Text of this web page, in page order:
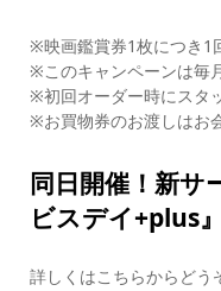
※映画鑑賞券1枚につき1
※このキャンペーンは毎
※初回オーダー時にスタ
※お買物券のお渡しはお
同日開催！新
ビスデイ+plus
詳しくはこちらからどう